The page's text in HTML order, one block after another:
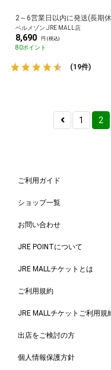
ベルメゾン JRE MALL店
8,690 円 (税込)
80ポイント
(19件)
1 2
ご利用ガイド
ショップ一覧
お問い合わせ
JRE POINTについて
JRE MALLチケットとは
ご利用規約
JRE MALLチケットご利用規
出店をご検討の方
個人情報保護方針